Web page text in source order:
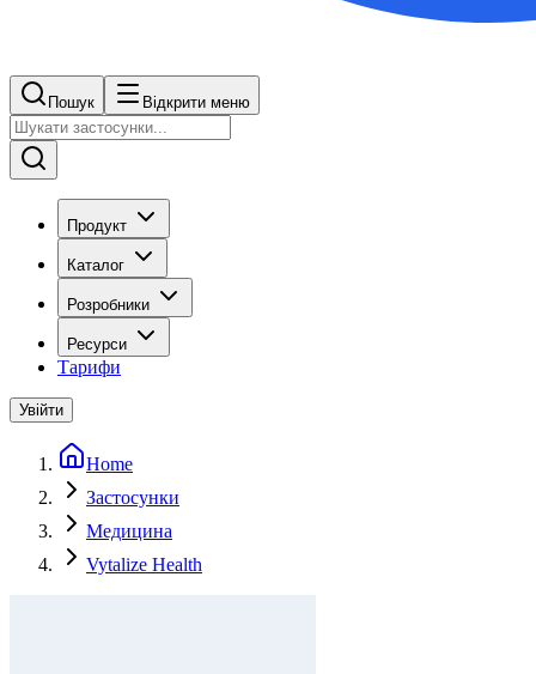
Пошук Відкрити меню
Продукт
Каталог
Розробники
Ресурси
Тарифи
Увійти
Home
Застосунки
Медицина
Vytalize Health